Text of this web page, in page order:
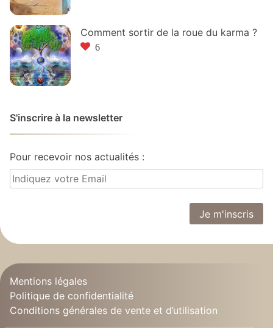
Comment sortir de la roue du karma ?
6
S'inscrire à la newsletter
Pour recevoir nos actualités :
Mentions légales
Politique de confidentialité
Conditions générales de vente et d’utilisation